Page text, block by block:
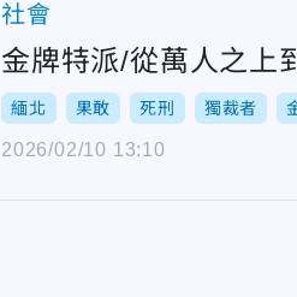
社會
金牌特派/從萬人之
緬北 果敢 死刑 獨裁者
2026/02/10 13:10